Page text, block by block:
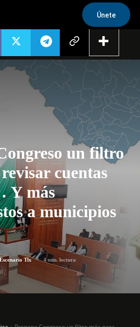
Únete
un filtro
cuentas
Y más
a municipios
Escenario Tlx 4min. lectura